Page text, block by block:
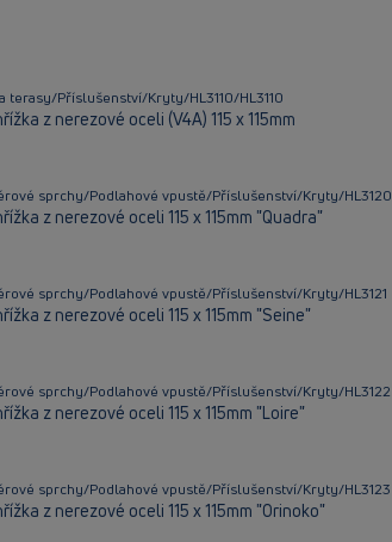
terasy/Příslušenství/Kryty/HL3110/HL3110
z nerezové oceli (V4A) 115 x 115mm
sprchy/Podlahové vpustě/Příslušenství/Kryty/HL3120
z nerezové oceli 115 x 115mm "Quadra"
sprchy/Podlahové vpustě/Příslušenství/Kryty/HL3121
z nerezové oceli 115 x 115mm "Seine"
sprchy/Podlahové vpustě/Příslušenství/Kryty/HL3122
z nerezové oceli 115 x 115mm "Loire"
sprchy/Podlahové vpustě/Příslušenství/Kryty/HL3123
z nerezové oceli 115 x 115mm "Orinoko"